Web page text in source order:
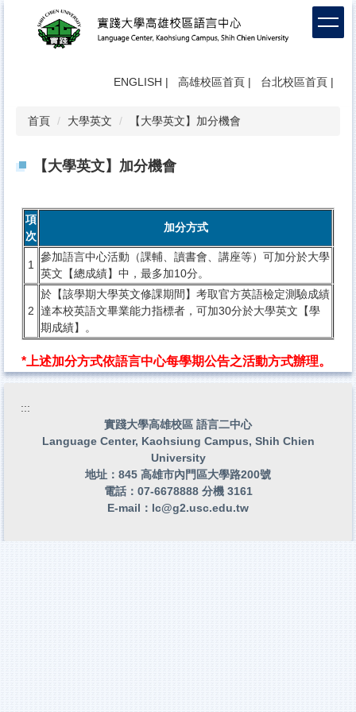
ENGLISH | 高雄校區首頁 | 台北校區首頁 |
首頁 大學英文 【大學英文】加分機會
【大學英文】加分機會
項
次
加分方式
1
參加語言中心活動（課輔、讀書會、講座等）可加分於大學
英文【總成績】中，最多加10分。
2
於【該學期大學英文修課期間】考取官方英語檢定測驗成績
達本校英語文畢業能力指標者，可加30分於大學英文【學
期成績】。
* 上述加分方式依語言中心每學期公告之活動方式辦理。
:::
實踐大學高雄校區 語言二中心
Language Center, Kaohsiung Campus, Shih Chien
University
地址：845 高雄市內門區大學路200號
電話：07-6678888 分機 3161
E-mail： lc@g2.usc.edu.tw